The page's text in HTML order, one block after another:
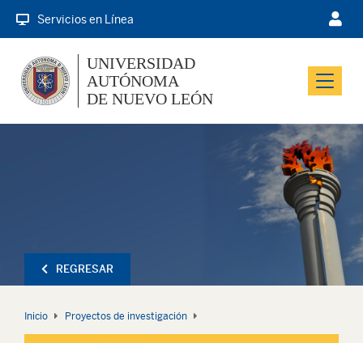
Servicios en Línea
Menu
UNIVERSIDAD
AUTÓNOMA
DE NUEVO LEÓN
REGRESAR
Inicio Proyectos de investigación